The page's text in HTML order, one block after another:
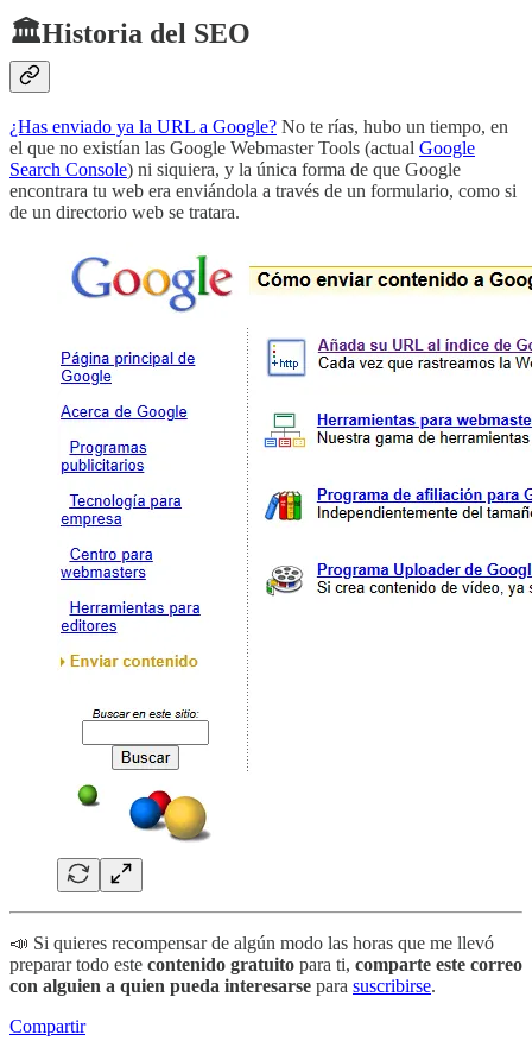
🏛️Historia del SEO
¿Has enviado ya la URL a Google? No te rías, hubo un tiempo, en
el que no existían las Google Webmaster Tools (actual Google
Search Console) ni siquiera, y la única forma de que Google
encontrara tu web era enviándola a través de un formulario, como si
de un directorio web se tratara.
📣 Si quieres recompensar de algún modo las horas que me llevó
preparar todo este contenido gratuito para ti, comparte este correo
con alguien a quien pueda interesarse para suscribirse.
Compartir